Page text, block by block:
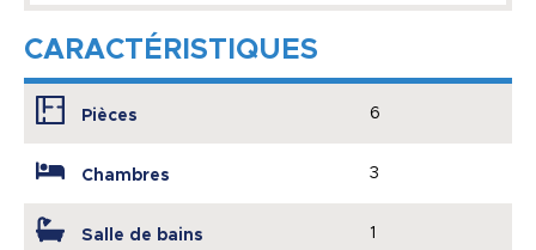
CARACTÉRISTIQUES
Pièces 6
Chambres 3
Salle de bains 1